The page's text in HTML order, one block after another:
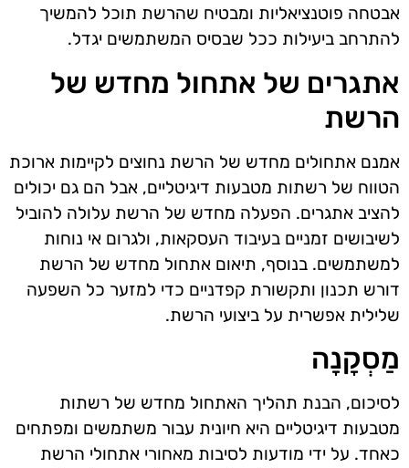
אבטחה פוטנציאליות ומבטיח שהרשת תוכל להמשיך
להתרחב ביעילות ככל שבסיס המשתמשים יגדל.
אתגרים של אתחול מחדש של
הרשת
אמנם אתחולים מחדש של הרשת נחוצים לקיימות ארוכת
הטווח של רשתות מטבעות דיגיטליים, אבל הם גם יכולים
להציב אתגרים. הפעלה מחדש של הרשת עלולה להוביל
לשיבושים זמניים בעיבוד העסקאות, ולגרום אי נוחות
למשתמשים. בנוסף, תיאום אתחול מחדש של הרשת
דורש תכנון ותקשורת קפדניים כדי למזער כל השפעה
שלילית אפשרית על ביצועי הרשת.
מַסְקָנָה
לסיכום, הבנת תהליך האתחול מחדש של רשתות
מטבעות דיגיטליים היא חיונית עבור משתמשים ומפתחים
כאחד. על ידי מודעות לסיבות מאחורי אתחולי הרשת